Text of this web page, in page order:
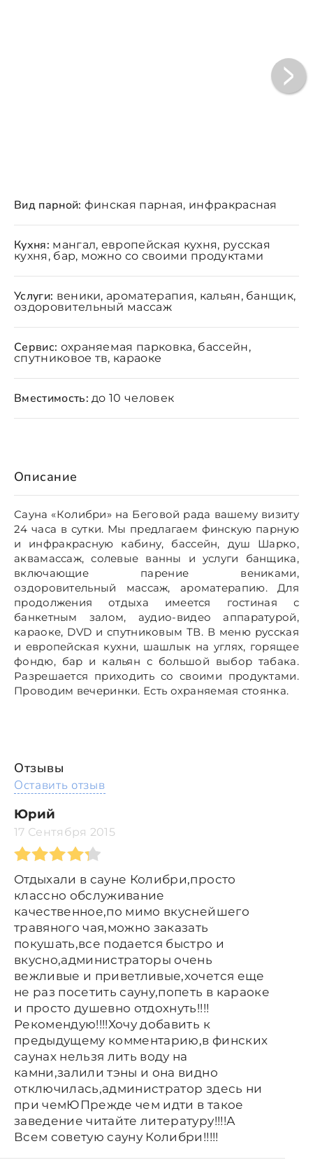
Описание
Сауна «Колибри» на Беговой рада вашему визиту
24 часа в сутки. Мы предлагаем финскую парную
и инфракрасную кабину, бассейн, душ Шарко,
аквамассаж, солевые ванны и услуги банщика,
включающие парение вениками,
оздоровительный массаж, ароматерапию. Для
продолжения отдыха имеется гостиная с
банкетным залом, аудио-видео аппаратурой,
караоке, DVD и спутниковым ТВ. В меню русская
и европейская кухни, шашлык на углях, горящее
фондю, бар и кальян с большой выбор табака.
Разрешается приходить со своими продуктами.
Проводим вечеринки. Есть охраняемая стоянка.
Вид парной: финская парная, инфракрасная
Кухня: мангал, европейская кухня, русская
кухня, бар, можно со своими продуктами
Услуги: веники, ароматерапия, кальян, банщик,
оздоровительный массаж
Сервис: охраняемая парковка, бассейн,
спутниковое тв, караоке
Вместимость: до 10 человек
Отзывы
Оставить отзыв
Юрий
17 Сентября 2015
Отдыхали в сауне Колибри,просто
классно обслуживание
качественное,по мимо вкуснейшего
травяного чая,можно заказать
покушать,все подается быстро и
вкусно,администраторы очень
вежливые и приветливые,хочется еще
не раз посетить сауну,попеть в караоке
и просто душевно отдохнуть!!!!
Рекомендую!!!!Хочу добавить к
предыдущему комментарию,в финских
саунах нельзя лить воду на
камни,залили тэны и она видно
отключилась,администратор здесь ни
при чемЮПрежде чем идти в такое
заведение читайте литературу!!!!А
Всем советую сауну Колибри!!!!!